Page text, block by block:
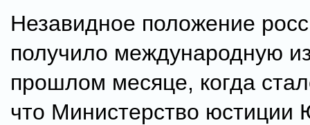
Незавидное положение
получило международную
прошлом месяце, когда
что Министерство